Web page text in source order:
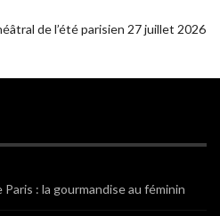
de l’été parisien 27 juillet 2026
: la gourmandise au féminin